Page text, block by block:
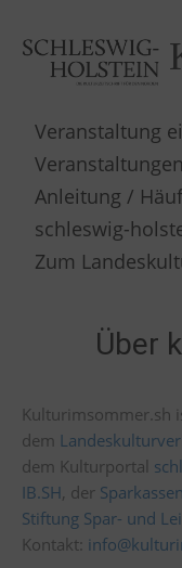
Veranstaltung
Anleitung /
schleswig-
Zum
Über
Kulturimsommer.sh
dem
dem Kulturportal
IB.SH, der
Stiftung Spar- und
Kontakt: